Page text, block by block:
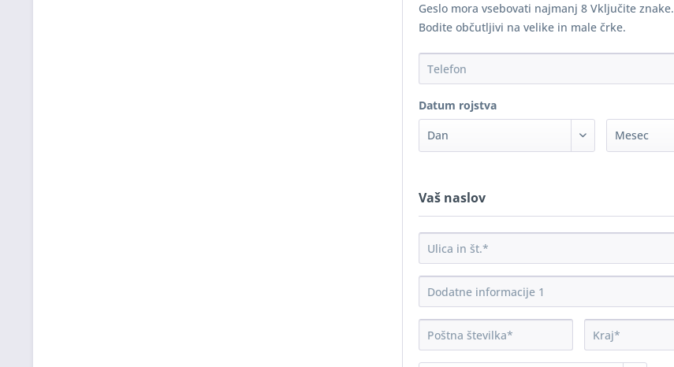
Geslo mora vsebovati najmanj 8 Vključite znake.
Bodite občutljivi na velike in male črke.
Datum rojstva
Vaš naslov